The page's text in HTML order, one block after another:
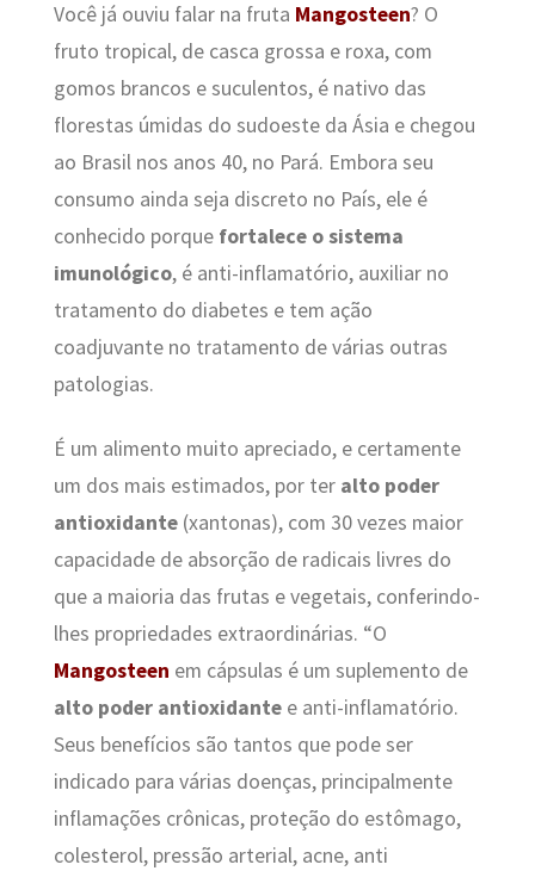
Você já ouviu falar na fruta Mangosteen? O
fruto tropical, de casca grossa e roxa, com
gomos brancos e suculentos, é nativo das
florestas úmidas do sudoeste da Ásia e chegou
ao Brasil nos anos 40, no Pará. Embora seu
consumo ainda seja discreto no País, ele é
conhecido porque fortalece o sistema
imunológico, é anti-inflamatório, auxiliar no
tratamento do diabetes e tem ação
coadjuvante no tratamento de várias outras
patologias.
É um alimento muito apreciado, e certamente
um dos mais estimados, por ter alto poder
antioxidante(xantonas), com 30 vezes maior
capacidade de absorção de radicais livres do
que a maioria das frutas e vegetais, conferindo-
lhes propriedades extraordinárias. “O
Mangosteen em cápsulas é um suplemento de
alto poder antioxidantee anti-inflamatório.
Seus benefícios são tantos que pode ser
indicado para várias doenças, principalmente
inflamações crônicas, proteção do estômago,
colesterol, pressão arterial, acne, anti